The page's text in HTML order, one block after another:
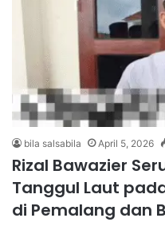
bila salsabila April 5, 2026
Rizal Bawazier
Tanggul Laut
di Pemalang dan